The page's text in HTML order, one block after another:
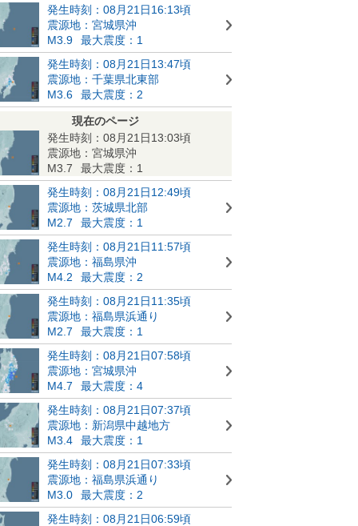
発生時刻：08月21日16:13頃
震源地：宮城県沖
M3.9
最大震度：1
発生時刻：08月21日13:47頃
震源地：千葉県北東部
M3.6
最大震度：2
現在のページ
発生時刻：08月21日13:03頃
震源地：宮城県沖
M3.7
最大震度：1
発生時刻：08月21日12:49頃
震源地：茨城県北部
M2.7
最大震度：1
発生時刻：08月21日11:57頃
震源地：福島県沖
M4.2
最大震度：2
発生時刻：08月21日11:35頃
震源地：福島県浜通り
M2.7
最大震度：1
発生時刻：08月21日07:58頃
震源地：宮城県沖
M4.7
最大震度：4
発生時刻：08月21日07:37頃
震源地：新潟県中越地方
M3.4
最大震度：1
発生時刻：08月21日07:33頃
震源地：福島県浜通り
M3.0
最大震度：2
発生時刻：08月21日06:59頃